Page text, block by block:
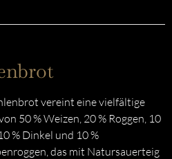
vereint eine vielfältige
50 % Weizen, 20 % Roggen, 10
% Dinkel und 10 %
das mit Natursauerteig